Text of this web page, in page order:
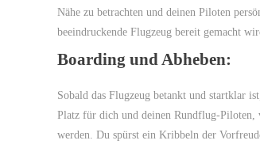
Nähe zu betrachten und deinen Piloten
beeindruckende Flugzeug bereit gemacht
Boarding und Abheben:
Sobald das Flugzeug betankt und startklar
Platz für dich und deinen Rundflug-Piloten,
werden. Du spürst ein Kribbeln der